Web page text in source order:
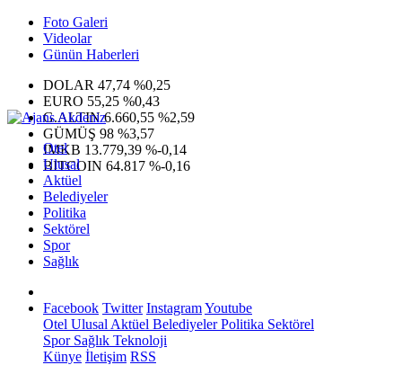
Foto Galeri
Videolar
Günün Haberleri
DOLAR 47,74 %0,25
EURO 55,25 %0,43
G.ALTIN6.660,55 %2,59
GÜMÜŞ 98 %3,57
IMKB 13.779,39 %-0,14
BITCOIN 64.817 %-0,16
Otel
Ulusal
Aktüel
Belediyeler
Politika
Sektörel
Spor
Sağlık
Facebook Twitter InstagramYoutube
Otel Ulusal Aktüel BelediyelerPolitika Sektörel
SporSağlık Teknoloji
Künye İletişim RSS